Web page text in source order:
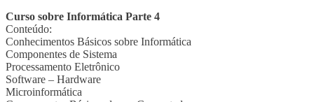
Curso sobre Informática Parte 4
Conteúdo:
Conhecimentos Básicos sobre Informática
Componentes de Sistema
Processamento Eletrônico
Software – Hardware
Microinformática